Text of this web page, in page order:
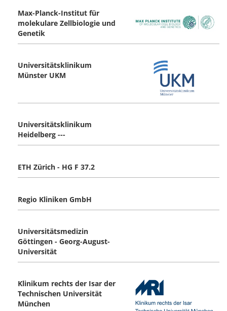
Max-Planck-Institut für
molekulare Zellbiologie und
Genetik
Universitätsklinikum
Münster UKM
Universitätsklinikum
Heidelberg ---
ETH Zürich - HG F 37.2
Regio Kliniken GmbH
Universitätsmedizin
Göttingen - Georg-August-
Universität
Klinikum rechts der Isar der
Technischen Universität
München